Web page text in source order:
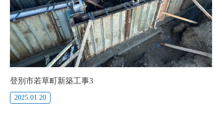
登別市若草町新築工事3
2025.01.20